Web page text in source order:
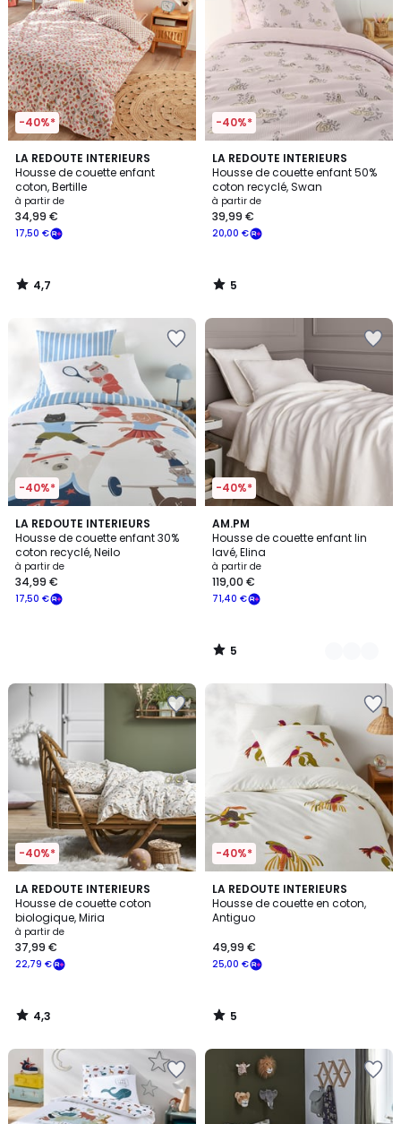
-40%*
LA REDOUTE INTERIEURS
Housse de couette enfant
coton, Bertille
à partir de
17,50 €
34,99 €
4,7
/ 5
4,7
/
-40%*
LA REDOUTE INTERIEURS
Housse de couette enfant 50%
coton recyclé, Swan
à partir de
20,00 €
39,99 €
5
/
5
5
/
-40%*
LA REDOUTE INTERIEURS
Housse de couette enfant 30%
coton recyclé, Neilo
à partir de
17,50 €
34,99 €
-40%*
AM.PM
Housse de couette enfant lin
lavé, Elina
à partir de
71,40 €
119,00 €
5
/
5
24
Couleurs
5
/
-40%*
LA REDOUTE INTERIEURS
Housse de couette coton
biologique, Miria
à partir de
22,79 €
37,99 €
4,3
/ 5
4,3
/
-40%*
LA REDOUTE INTERIEURS
Housse de couette en coton,
Antiguo
25,00 €
49,99 €
5
/
5
5
/